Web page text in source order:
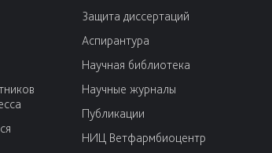
Защита диссертаций
Аспирантура
Научная библиотека
Научные журналы
Публикации
НИЦ Ветфармбиоцентр